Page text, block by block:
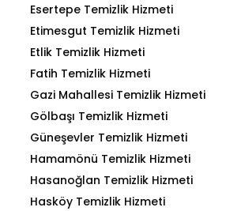
Esertepe Temizlik Hizmeti
Etimesgut Temizlik Hizmeti
Etlik Temizlik Hizmeti
Fatih Temizlik Hizmeti
Gazi Mahallesi Temizlik Hizmeti
Gölbaşı Temizlik Hizmeti
Güneşevler Temizlik Hizmeti
Hamamönü Temizlik Hizmeti
Hasanoğlan Temizlik Hizmeti
Hasköy Temizlik Hizmeti